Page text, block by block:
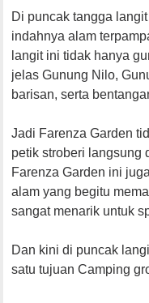
Di puncak tangga
indahnya alam
langit ini tidak hanya
jelas Gunung Nilo,
barisan, serta
Jadi Farenza Garden
petik stroberi langsung
Farenza Garden ini
alam yang begitu
sangat menarik untuk
Dan kini di puncak
satu tujuan Camping